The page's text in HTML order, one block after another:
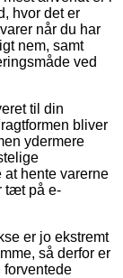
hvor det er
når du har
nem, samt
ved
til din
bliver
ydermere
hente varerne
tæt på e-
er jo ekstremt
så derfor er
forventede